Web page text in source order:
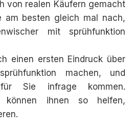
von realen Käufern gemacht
am besten gleich mal nach,
mit sprühfunktion
einen ersten Eindruck über
machen, und
Sie infrage kommen.
können ihnen so helfen,